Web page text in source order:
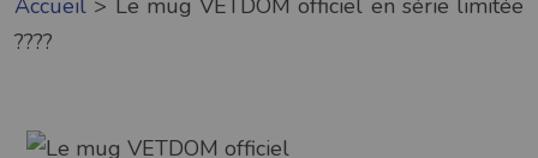
Accueil > Le mug VETDOM officiel en série limitée
????